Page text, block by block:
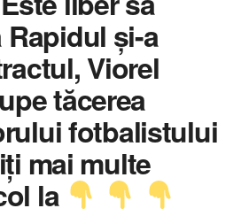
și-a
Viorel
tăcerea
fotbalistului
mai multe
la